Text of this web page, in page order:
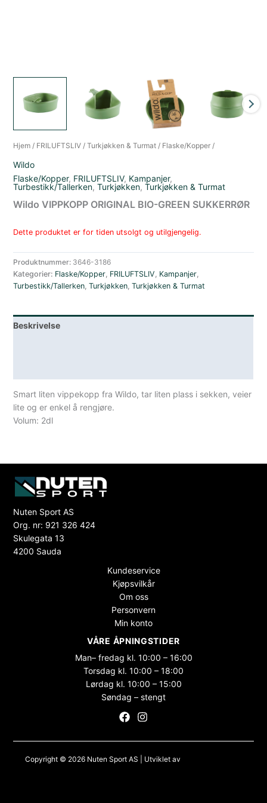
Hjem / FRILUFTSLIV /Turkjøkken & Turmat / Flaske/Kopper /
Wildo
Flaske/Kopper, FRILUFTSLIV, Kampanjer,
Turbestikk/Tallerken,Turkjøkken,Turkjøkken & Turmat
Wildo VIPPKOPP ORIGINAL BIO-GREEN SUKKERRØR
Dette produktet er for tiden utsolgt og utilgjengelig.
Produktnummer: 3646-3186
Kategorier: Flaske/Kopper, FRILUFTSLIV, Kampanjer,
Turbestikk/Tallerken,Turkjøkken,Turkjøkken & Turmat
Beskrivelse
Smart liten vippekopp fra Wildo, tar liten plass i sekken, veier
lite og er enkel å rengjøre.
Volum: 2dl
Nuten Sport AS
Org. nr: 921 326 424
Skulegata 13
4200 Sauda
Kundeservice
Kjøpsvilkår
Om oss
Personvern
Min konto
VÅRE ÅPNINGSTIDER
Man– fredag kl. 10:00 – 16:00
Torsdag kl. 10:00 – 18:00
Lørdag kl. 10:00 – 15:00
Søndag – stengt
Copyright © 2026 Nuten Sport AS | Utviklet av